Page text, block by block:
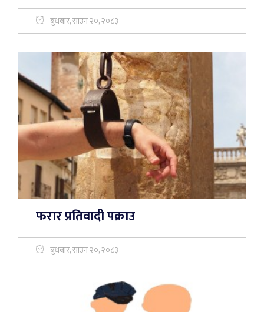
बुधबार, साउन २०, २०८३
फरार प्रतिवादी पक्राउ
बुधबार, साउन २०, २०८३